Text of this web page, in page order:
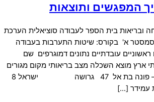
המפגשים ותוצאות
ובריאות בית הספר לעבודה סוציאלית הערכת
א' בקורס: שיטות התערבות בעבודה
נתונים ראשוניים עובדתיים נתונים דמוגרפים שם
ארץ מוצא השכלה מצב בריאותי מקום מגורים
תעסוקה הערות אם – פונה בת אל 47 גרושה ישראל 8
עמידר […]